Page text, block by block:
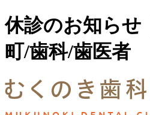
休診のお知らせ
町/歯科/歯医者